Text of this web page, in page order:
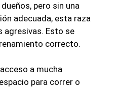
pero sin una
adecuada, esta raza
agresivas. Esto se
correcto.
a mucha
para correr o